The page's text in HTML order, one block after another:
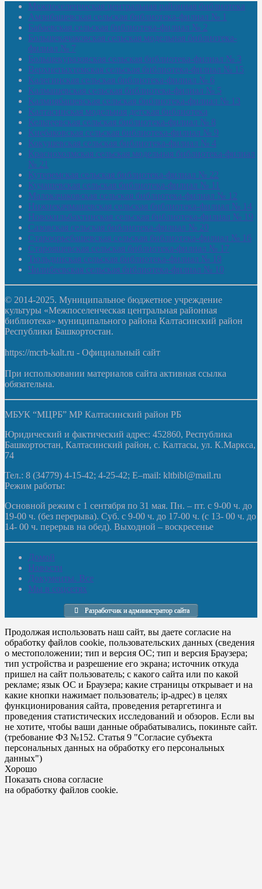
Межпоселенческая центральная районная библиотека
Амзибашевская сельская библиотека-филиал № 1
Бабаевская сельская библиотека-филиал № 2
Большекачаковская сельская модельная библиотека-
филиал № 7
Большекуразовская сельская библиотека-филиал № 3
Верхнетыхтемская сельская библиотека-филиал № 15
Калегинская сельская библиотека-филиал № 6
Калмашевская сельская библиотека-филиал № 5
Калмиябашевская сельская библиотека-филиал № 13
Калтасинская модельная детская библиотека
Кельтеевская сельская библиотека-филиал № 8
Киебаковская сельская библиотека-филиал № 9
Кокушевская сельская библиотека-филиал № 4
Краснохолмская сельская модельная библиотека-филиал
№ 21
Кутеремская сельская библиотека-филиал № 22
Кучашевская сельская библиотека-филиал № 11
Малокачаковская сельская библиотека-филиал № 12
Нижнекачмашевская сельская библиотека-филиал № 14
Новокильбахтинская сельская библиотека-филиал № 19
Сазовская сельская библиотека-филиал № 20
Староорьебашевская сельская библиотека-филиал № 16
Старояшевская сельская библиотека-филиал № 17
Тюльдинская сельская библиотека-филиал № 18
Чилибеевская сельская библиотека-филиал № 10
© 2014-2025. Муниципальное бюджетное учреждение
культуры «Межпоселенческая центральная районная
библиотека» муниципального района Калтасинский район
Республики Башкортостан.
https://mcrb-kalt.ru - Официальный сайт
При использовании материалов сайта активная ссылка
обязательна.
МБУК “МЦРБ” МР Калтасинский район РБ
Юридический и фактический адрес: 452860, Республика
Башкортостан, Калтасинский район, с. Калтасы, ул. К.Маркса,
74
Тел.: 8 (34779) 4-15-42; 4-25-42; E–mail: kltbibl@mail.ru
Режим работы:
Основной режим с 1 сентября по 31 мая. Пн. – пт. с 9-00 ч. до
19-00 ч. (без перерыва). Суб. с 9-00 ч. до 17-00 ч. (с 13- 00 ч. до
14- 00 ч. перерыв на обед). Выходной – воскресенье
Домой
Новости
Документы. Все
Мы в соцсетях
Разработчик и администратор сайта
Продолжая использовать наш сайт, вы даете согласие на
обработку файлов cookie, пользовательских данных (сведения
о местоположении; тип и версия ОС; тип и версия Браузера;
тип устройства и разрешение его экрана; источник откуда
пришел на сайт пользователь; с какого сайта или по какой
рекламе; язык ОС и Браузера; какие страницы открывает и на
какие кнопки нажимает пользователь; ip-адрес) в целях
функционирования сайта, проведения ретаргетинга и
проведения статистических исследований и обзоров. Если вы
не хотите, чтобы ваши данные обрабатывались, покиньте сайт.
(требование ФЗ №152. Статья 9 "Согласие субъекта
персональных данных на обработку его персональных
данных")
Хорошо
Показать снова согласие
на обработку файлов cookie.